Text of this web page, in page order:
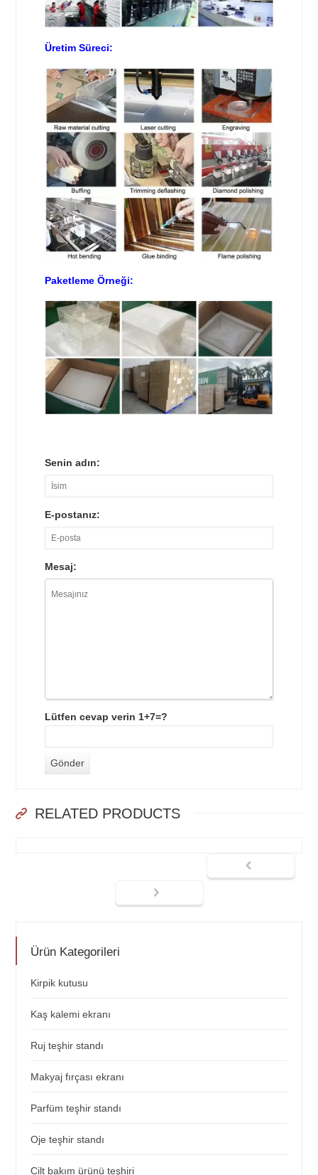
Üretim Süreci:
Paketleme Örneği:
Senin adın:
E-postanız:
Mesaj:
Lütfen cevap verin 1+7=?
RELATED PRODUCTS
Ürün Kategorileri
Kirpik kutusu
Kaş kalemi ekranı
Ruj teşhir standı
Makyaj fırçası ekranı
Parfüm teşhir standı
Oje teşhir standı
Cilt bakım ürünü teşhiri